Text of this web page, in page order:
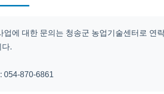
업에 대한 문의는 청송군 농업기술센터로 연
다.
054-870-6861